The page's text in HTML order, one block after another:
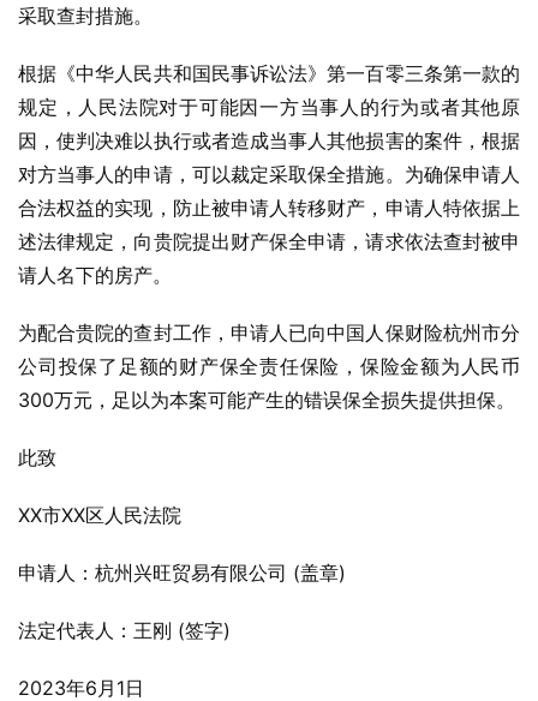
采取查封措施。
根据《中华人民共和国民事诉讼法》第一百零三条第一款的
规定，人民法院对于可能因一方当事人的行为或者其他原
因，使判决难以执行或者造成当事人其他损害的案件，根据
对方当事人的申请，可以裁定采取保全措施。为确保申请人
合法权益的实现，防止被申请人转移财产，申请人特依据上
述法律规定，向贵院提出财产保全申请，请求依法查封被申
请人名下的房产。
为配合贵院的查封工作，申请人已向中国人保财险杭州市分
公司投保了足额的财产保全责任保险，保险金额为人民币
300万元，足以为本案可能产生的错误保全损失提供担保。
此致
XX市XX区人民法院
申请人：杭州兴旺贸易有限公司 (盖章)
法定代表人：王刚 (签字)
2023年6月1日